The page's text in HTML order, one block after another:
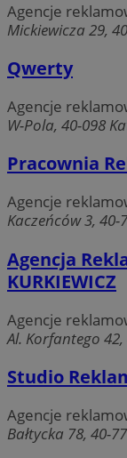
Agencje
Mickiewicza 29,
Qwerty
Agencje
W-Pola, 40-098
Pracownia
Agencje
Kaczeńców 3, 40-
Agencja
KURKIEWICZ
Agencje
Al. Korfantego
Studio
Agencje
Bałtycka 78, 40-